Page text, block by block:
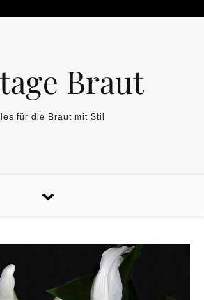
Braut
für die Braut mit Stil